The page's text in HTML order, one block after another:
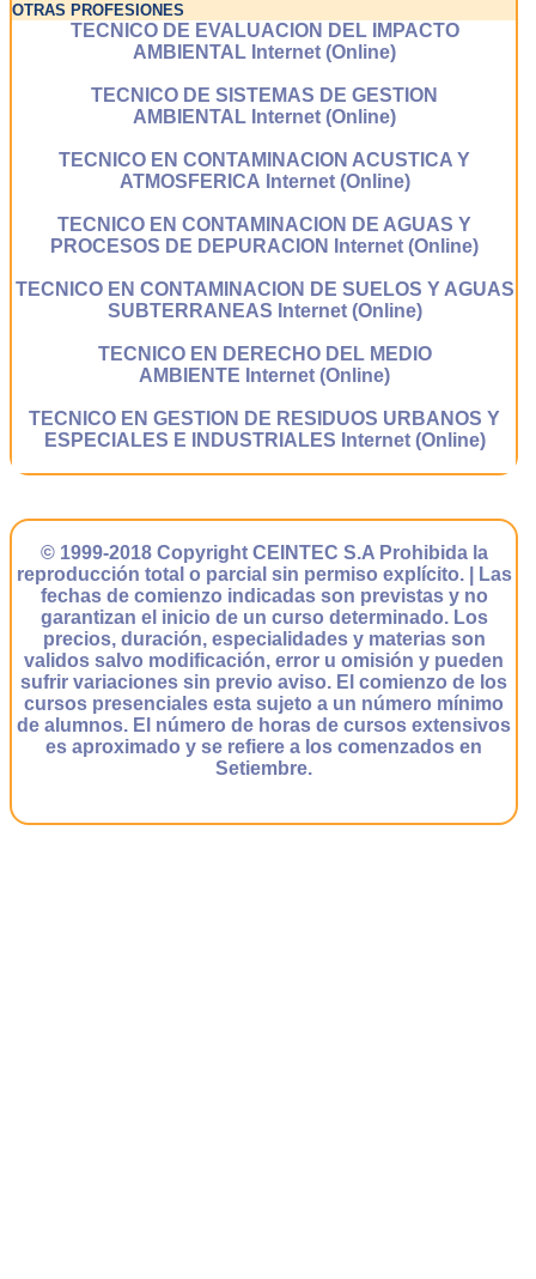
OTRAS PROFESIONES
TECNICO DE EVALUACION DEL IMPACTO
AMBIENTAL Internet (Online)
TECNICO DE SISTEMAS DE GESTION
AMBIENTAL Internet (Online)
TECNICO EN CONTAMINACION ACUSTICA Y
ATMOSFERICA Internet (Online)
TECNICO EN CONTAMINACION DE AGUAS Y
PROCESOS DE DEPURACION Internet (Online)
TECNICO EN CONTAMINACION DE SUELOS Y AGUAS
SUBTERRANEAS Internet (Online)
TECNICO EN DERECHO DEL MEDIO
AMBIENTE Internet (Online)
TECNICO EN GESTION DE RESIDUOS URBANOS Y
ESPECIALES E INDUSTRIALES Internet (Online)
© 1999-2018 Copyright CEINTEC S.A Prohibida la
reproducción total o parcial sin permiso explícito. | Las
fechas de comienzo indicadas son previstas y no
garantizan el inicio de un curso determinado. Los
precios, duración, especialidades y materias son
validos salvo modificación, error u omisión y pueden
sufrir variaciones sin previo aviso. El comienzo de los
cursos presenciales esta sujeto a un número mínimo
de alumnos. El número de horas de cursos extensivos
es aproximado y se refiere a los comenzados en
Setiembre.